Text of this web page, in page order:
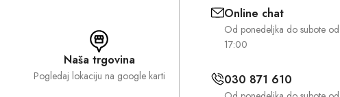
Naša trgovina
Pogledaj lokaciju na google karti
Online chat
Od ponedeljka do subote
17:00
030 871 610